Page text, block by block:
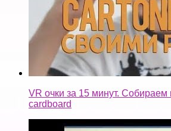
VR очки за 15 минут.
cardboard